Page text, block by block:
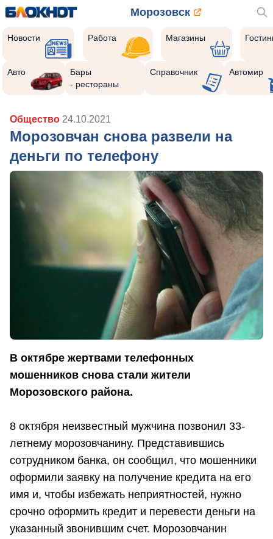
Морозовск
Новости Работа Магазины
Авто
Бары
- рестораны
Справочник Автомир
Общество 24.10.2021
Морозовчан снова развели на
деньги по телефону
В октябре жертвами телефонных
мошенников снова стали жители
Морозовского района.
8 октября неизвестный мужчина позвонил 33-
летнему морозовчанину. Представившись
сотрудником банка, он сообщил, что мошенники
оформили заявку на получение кредита на его
имя и, чтобы избежать неприятностей, нужно
срочно оформить кредит и перевести деньги на
указанный звонившим счет. Морозовчанин